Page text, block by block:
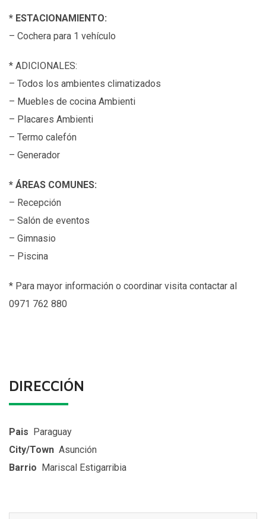
* ESTACIONAMIENTO:
– Cochera para 1 vehículo
* ADICIONALES:
– Todos los ambientes climatizados
– Muebles de cocina Ambienti
– Placares Ambienti
– Termo calefón
– Generador
* ÁREAS COMUNES:
– Recepción
– Salón de eventos
– Gimnasio
– Piscina
* Para mayor información o coordinar visita contactar al
0971 762 880
DIRECCIÓN
Pais Paraguay
City/Town Asunción
Barrio Mariscal Estigarribia